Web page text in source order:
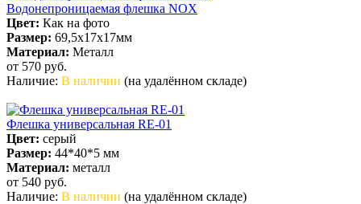
Водонепроницаемая флешка NOX
Цвет: Как на фото
Размер: 69,5х17х17мм
Материал: Металл
от 570 руб.
Наличие: В наличии (на удалённом складе)
Флешка универсальная RE-01
Цвет: серый
Размер: 44*40*5 мм
Материал: металл
от 540 руб.
Наличие: В наличии (на удалённом складе)